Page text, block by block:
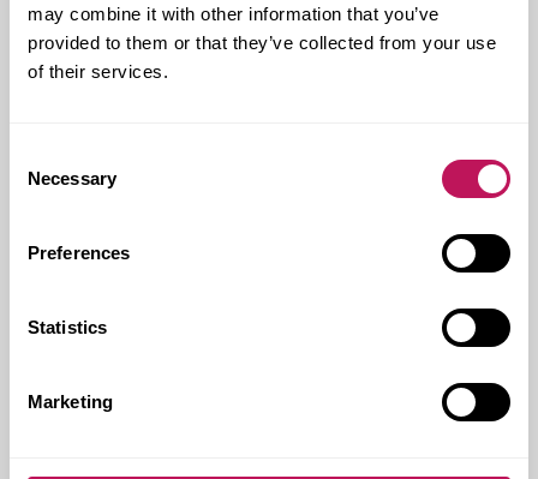
may combine it with other information that you’ve
provided to them or that they’ve collected from your use
of their services.
Selection
Necessary
Preferences
Statistics
Marketing
– De första lägenhetsinnehavarna flyttade in i februari
2018. Då återstod fortfarande en del utvändiga
kompletterande arbeten men det mesta var
guldockra och svart, vid Frösjöns strand med utsikt
över vattnet.
tillsammans med Forsen lyckades vi ta fram både
vackra och bra bostäder till våra kunder, säger Henrik
Totalentreprenad, BAS U, BAS P,